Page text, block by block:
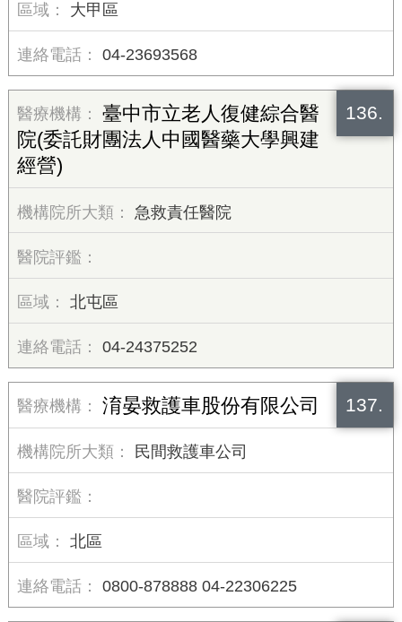
大甲區
04-23693568
136.
臺中市立老人復健綜合醫
院(委託財團法人中國醫藥大學興建
經營)
急救責任醫院
北屯區
04-24375252
137.
淯晏救護車股份有限公司
民間救護車公司
北區
0800-878888 04-22306225